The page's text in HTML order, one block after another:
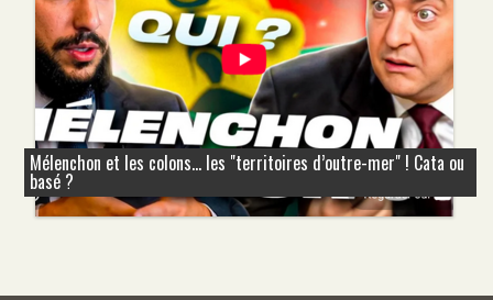
Mélenchon et les colons... les "territoires d’outre-mer" ! Cata ou
basé ?